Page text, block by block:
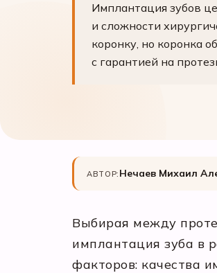
Имплантация зубов
и сложности
коронку, но коронка
с гарантией на
АВТОР: Нечаев Михаил
Выбирая между
имплантация зуба в
факторов: качества